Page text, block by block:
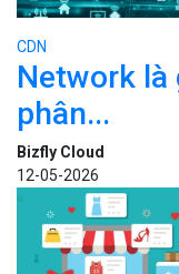
CDN
Network là
phân...
Bizfly Cloud
12-05-2026